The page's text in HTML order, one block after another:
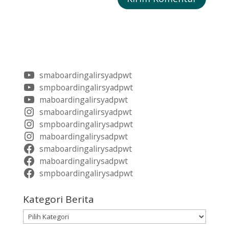
smaboardingalirsyadpwt
smpboardingalirsyadpwt
maboardingalirsyadpwt
smaboardingalirsyadpwt
smpboardingalirysadpwt
maboardingalirysadpwt
smaboardingalirysadpwt
maboardingalirysadpwt
smpboardingalirysadpwt
Kategori Berita
Kategori